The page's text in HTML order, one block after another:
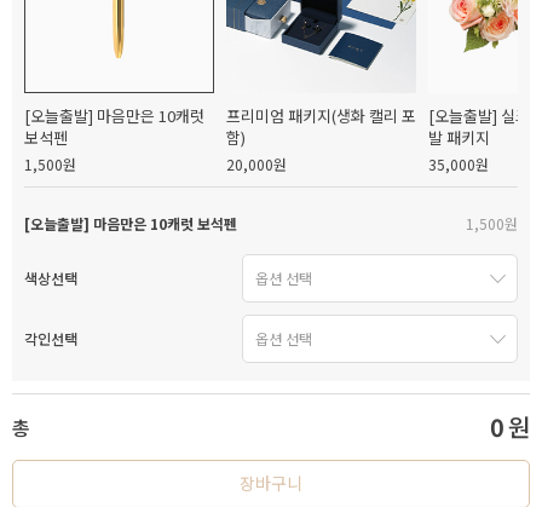
[오늘출발] 마음만은 10캐럿
보석펜
1,500원
프리미엄 패키지(생화 캘리 포
함)
20,000원
[오늘출발] 실크
발 패키지
35,000원
[오늘출발] 마음만은 10캐럿 보석펜 1,500원
색상선택
각인선택
총 0원
장바구니